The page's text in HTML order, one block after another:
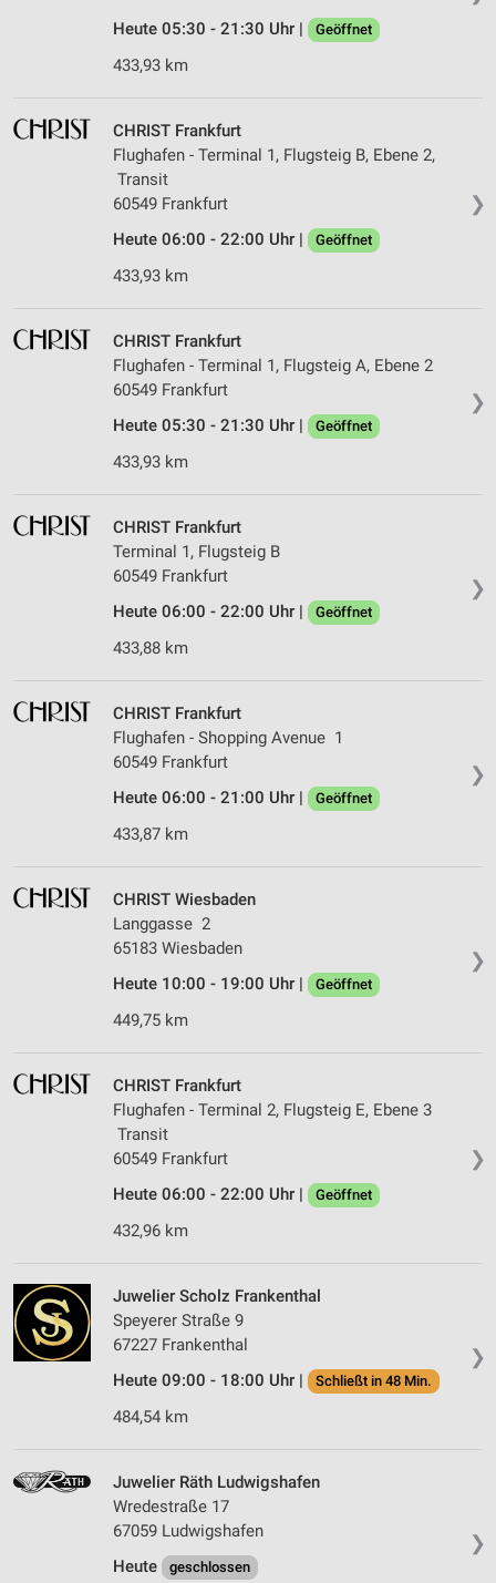
Heute 05:30 - 21:30 Uhr |
Geöffnet
433,93 km
❯
CHRIST Frankfurt
Flughafen - Terminal 1, Flugsteig B, Ebene 2,
Transit
60549 Frankfurt
Heute 06:00 - 22:00 Uhr |
Geöffnet
433,93 km
❯
CHRIST Frankfurt
Flughafen - Terminal 1, Flugsteig A, Ebene 2
60549 Frankfurt
Heute 05:30 - 21:30 Uhr |
Geöffnet
433,93 km
❯
CHRIST Frankfurt
Terminal 1, Flugsteig B
60549 Frankfurt
Heute 06:00 - 22:00 Uhr |
Geöffnet
433,88 km
❯
CHRIST Frankfurt
Flughafen - Shopping Avenue 1
60549 Frankfurt
Heute 06:00 - 21:00 Uhr |
Geöffnet
433,87 km
❯
CHRIST Wiesbaden
Langgasse 2
65183 Wiesbaden
Heute 10:00 - 19:00 Uhr |
Geöffnet
449,75 km
❯
CHRIST Frankfurt
Flughafen - Terminal 2, Flugsteig E, Ebene 3
Transit
60549 Frankfurt
Heute 06:00 - 22:00 Uhr |
Geöffnet
432,96 km
❯
Juwelier Scholz Frankenthal
Speyerer Straße 9
67227 Frankenthal
Heute 09:00 - 18:00 Uhr |
Schließt in 48 Min.
484,54 km
❯
Juwelier Räth Ludwigshafen
Wredestraße 17
67059 Ludwigshafen
Heute
geschlossen